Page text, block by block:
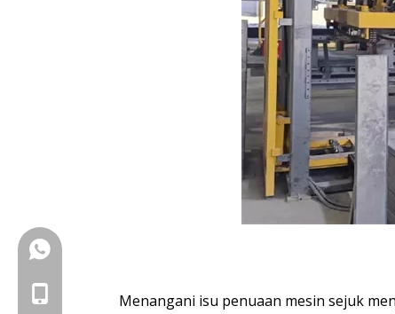
Menangani isu penuaan mesin sejuk
+86-18150503129